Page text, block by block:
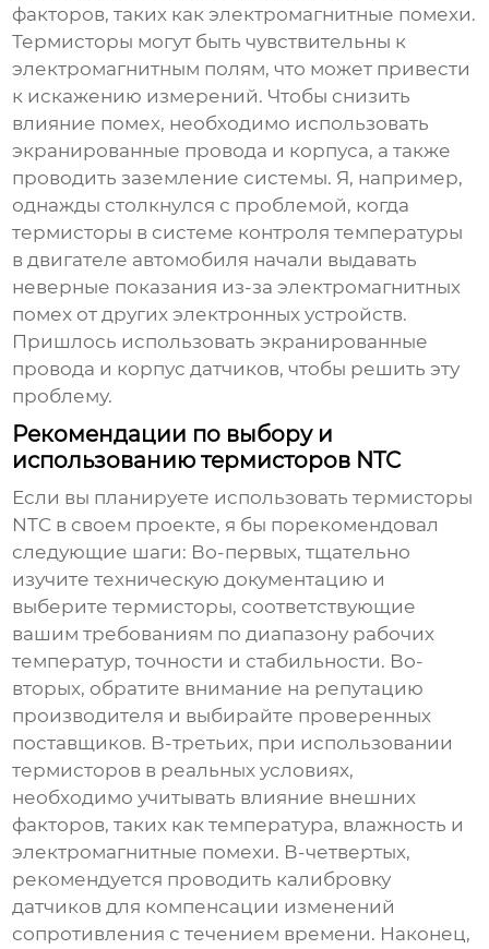
факторов, таких как электромагнитные помехи.
Термисторы могут быть чувствительны к
электромагнитным полям, что может привести
к искажению измерений. Чтобы снизить
влияние помех, необходимо использовать
экранированные провода и корпуса, а также
проводить заземление системы. Я, например,
однажды столкнулся с проблемой, когда
термисторы в системе контроля температуры
в двигателе автомобиля начали выдавать
неверные показания из-за электромагнитных
помех от других электронных устройств.
Пришлось использовать экранированные
провода и корпус датчиков, чтобы решить эту
проблему.
Рекомендации по выбору и
использованию термисторов NTC
Если вы планируете использоватьтермисторы
NTC в своем проекте, я бы порекомендовал
следующие шаги: Во-первых, тщательно
изучите техническую документацию и
выберите термисторы, соответствующие
вашим требованиям по диапазону рабочих
температур, точности и стабильности. Во-
вторых, обратите внимание на репутацию
производителя и выбирайте проверенных
поставщиков. В-третьих, при использовании
термисторов в реальных условиях,
необходимо учитывать влияние внешних
факторов, таких как температура, влажность и
электромагнитные помехи. В-четвертых,
рекомендуется проводить калибровку
датчиков для компенсации изменений
сопротивления с течением времени. Наконец,